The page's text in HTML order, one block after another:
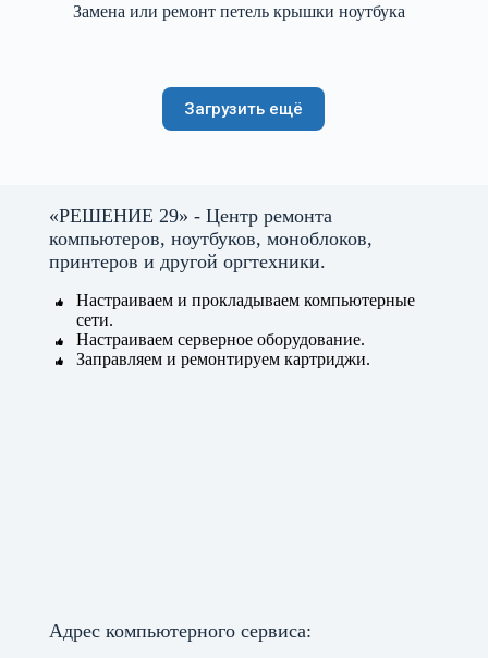
Замена или ремонт петель крышки ноутбука
Загрузить ещё
«РЕШЕНИЕ 29» - Центр ремонта
компьютеров, ноутбуков, моноблоков,
принтеров и другой оргтехники.
Настраиваем и прокладываем компьютерные
сети.
Настраиваем серверное оборудование.
Заправляем и ремонтируем картриджи.
Адрес компьютерного сервиса: